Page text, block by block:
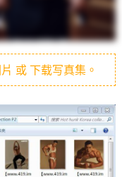
或 下载写真集。